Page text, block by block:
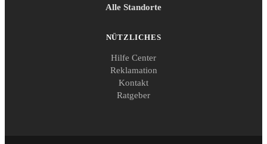
Alle Standorte
NÜTZLICHES
Hilfe Center
Reklamation
Kontakt
Ratgeber